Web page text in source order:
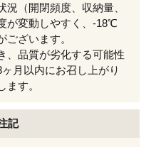
（開閉頻度、収納量、
が変動しやすく、-18℃
ございます。
、品質が劣化する可能性
月以内にお召し上がり
す。
記